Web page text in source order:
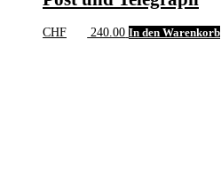
CHF 240.00 In den Warenkorb